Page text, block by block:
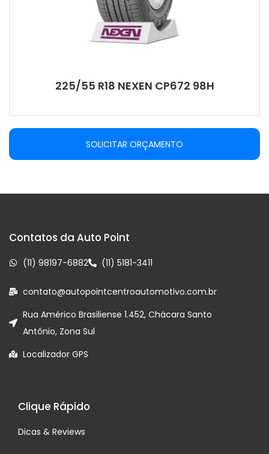
225/55 R18 NEXEN CP672 98H
SOLICITAR ORÇAMENTO
Contatos da Auto Point
(11) 98197-6882 (11) 5181-3411
contato@autopointcentroautomotivo.com.br
Rua Américo Brasiliense 1.452, Chácara Santo
Antônio, Zona Sul
Localizador GPS
Clique Rápido
Dicas & Reviews